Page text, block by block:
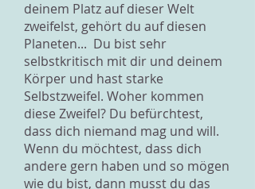
deinem Platz auf dieser Welt
zweifelst, gehört du auf diesen
Planeten... Du bist sehr
selbstkritisch mit dir und deinem
Körper und hast starke
Selbstzweifel. Woher kommen
diese Zweifel? Du befürchtest,
dass dich niemand mag und will.
Wenn du möchtest, dass dich
andere gern haben und so mögen
wie du bist, dann musst du das